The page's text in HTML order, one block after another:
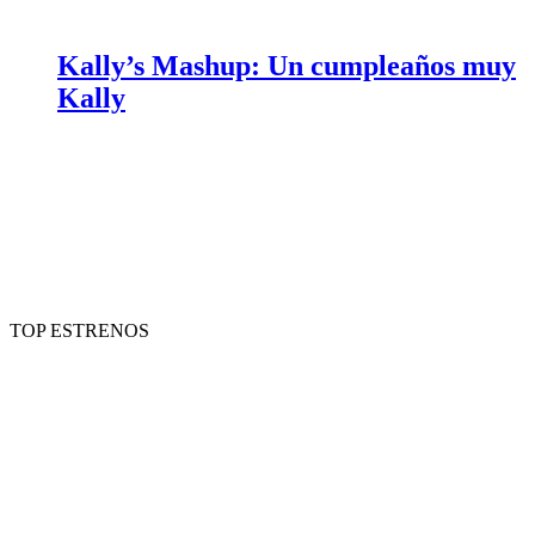
Kally’s Mashup: Un cumpleaños muy
Kally
TOP ESTRENOS